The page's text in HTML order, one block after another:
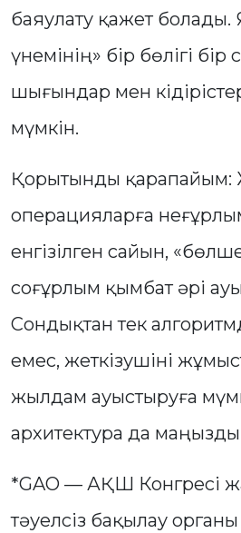
баяулату қажет
үнемінің» бір бөлігі
шығындар мен
мүмкін.
Қорытынды қарапайым:
операцияларға
енгізілген сайын,
соғұрлым қымбат әрі
Сондықтан тек
емес, жеткізушіні
жылдам ауыстыруға
архитектура да
*GAO — АҚШ Конгресі
тәуелсіз бақылау органы